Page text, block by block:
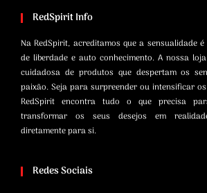
RedSpirit Info
Na RedSpirit, acreditamos que a sensualidade
de liberdade e auto conhecimento. A nossa
cuidadosa de produtos que despertam os
paixão. Seja para surpreender ou intensificar
RedSpirit encontra tudo o que precisa
transformar os seus desejos em
diretamente para si.
Redes Sociais